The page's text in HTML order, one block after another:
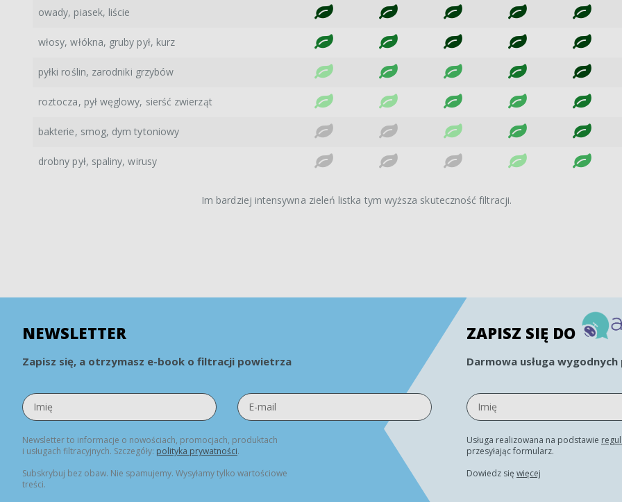
owady, piasek, liście
włosy, włókna, gruby pył, kurz
pyłki roślin, zarodniki grzybów
roztocza, pył węglowy, sierść zwierząt
bakterie, smog, dym tytoniowy
drobny pył, spaliny, wirusy
Im bardziej intensywna zieleń listka tym wyższa skuteczność filtracji.
NEWSLETTER
Zapisz się, a otrzymasz e-book o filtracji powietrza
Newsletter to informacje o nowościach, promocjach, produktach
i usługach filtracyjnych. Szczegóły: polityka prywatności.
Subskrybuj bez obaw. Nie spamujemy. Wysyłamy tylko wartościowe
treści.
ZAPISZ SIĘ DO
Darmowa usługa
Usługa realizowana na podstawie
przesyłając formularz.
Dowiedz się więcej